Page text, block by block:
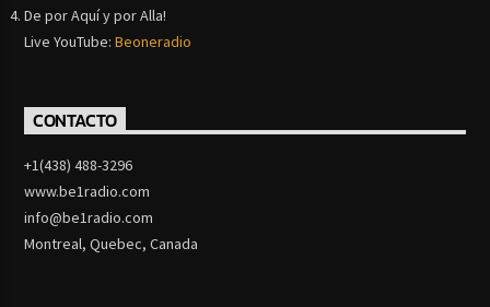
De por Aquí y por Alla!
Live YouTube:Beoneradio
CONTACTO
+1(438) 488-3296
www.be1radio.com
info@be1radio.com
Montreal, Quebec, Canada